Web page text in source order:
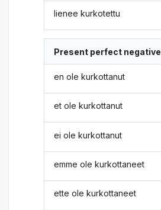
lienee kurkotettu
Present perfect
en ole kurkottanut
et ole kurkottanut
ei ole kurkottanut
emme ole kurkottaneet
ette ole kurkottaneet